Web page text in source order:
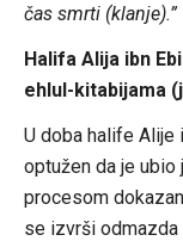
čas smrti (klanje).”
Halifa Alija ibn
ehlul-kitabijama
U doba halife Alije
optužen da je
procesom
se izvrši odmazda